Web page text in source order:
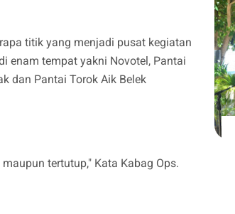
titik yang menjadi pusat kegiatan
enam tempat yakni Novotel, Pantai
dan Pantai Torok Aik Belek
tertutup," Kata Kabag Ops.